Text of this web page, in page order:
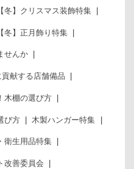
【冬】クリスマス装飾特集
【冬】正月飾り特集
せんか
献する店舗備品
木棚の選び方
び方 木製ハンガー特集
衛生用品特集
改善委員会